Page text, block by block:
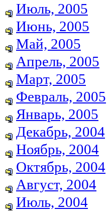
Июль, 2005
Июнь, 2005
Май, 2005
Апрель, 2005
Март, 2005
Февраль, 2005
Январь, 2005
Декабрь, 2004
Ноябрь, 2004
Октябрь, 2004
Август, 2004
Июль, 2004